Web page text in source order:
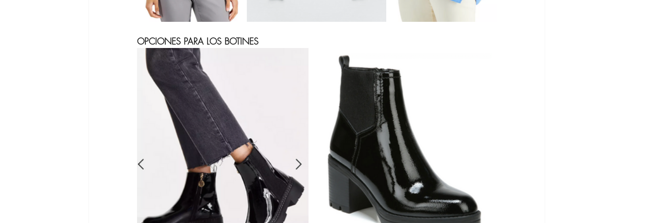
OPCIONES PARA LOS BOTINES